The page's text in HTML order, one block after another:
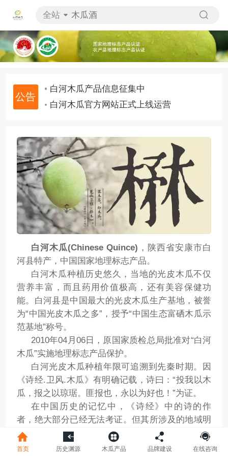
全站白河木瓜产品信息征集中
白河木瓜产品信息征集中
白河木瓜产品信息征集中
白河木瓜官方网站正式上线运营
白河木瓜(Chinese Quince) ，陕西省安康市白
河县特产，中国国家地理标志产品。
白河木瓜种植历史悠久，当地的光皮木瓜不仅
营养丰富，而且药用价值极高，还有美容保健功
能。白河县是中国最大的光皮木瓜生产基地，被誉
为“中国光皮木瓜之多”，授予“中国生态富硒木瓜示
范基地”称号。
2010年04月06日，原国家质检总局批准对“白河
木瓜”实施地理标志产品保护。
白河光皮木瓜种植年限可追溯到先秦时期。因
《诗经.卫风.木瓜》有明确记载，诗曰：“投我以木
瓜，报之以琼琚。匪报也，永以为好也！”为证。
在中国历史的记忆中，《诗经》中的诗的作
者，绝大部分已经无法考证。但其所涉及的地域明
确指的是秦岭山脉周边区域，其中就包含汉江流
域，白河便镶嵌于秦岭以南沧浪之泮的汉江流域。
首页 历史渊源 木瓜产品 品牌建设 在线咨询